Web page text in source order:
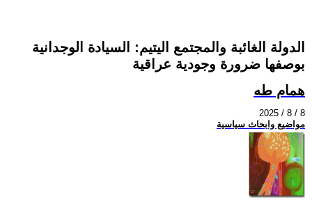
الدولة الغائبة والمجتمع اليتيم: السيادة الوجدانية
بوصفها ضرورة وجودية عراقية
همام طه
2025 / 8 / 8
مواضيع وابحاث سياسية